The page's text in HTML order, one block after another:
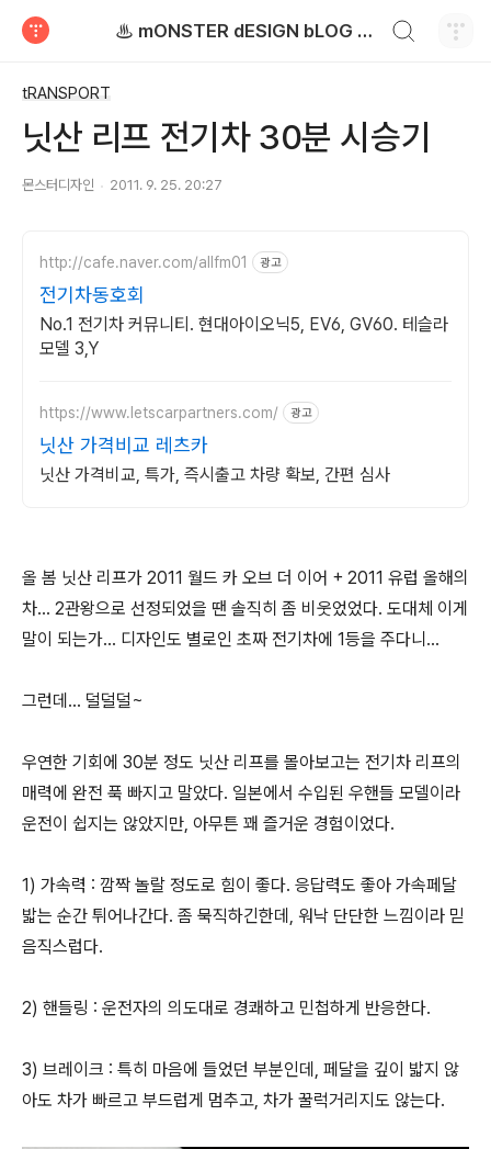
♨ mONSTER dESIGN bLOG - 몬스터디자인 블로그
tRANSPORT
닛산 리프 전기차 30분 시승기
몬스터디자인 2011. 9. 25. 20:27
http://cafe.naver.com/allfm01 광고
전기차동호회
No.1 전기차 커뮤니티. 현대아이오닉5, EV6, GV60. 테슬라
모델 3,Y
https://www.letscarpartners.com/ 광고
닛산 가격비교 레츠카
닛산 가격비교, 특가, 즉시출고 차량 확보, 간편 심사
올 봄 닛산 리프가 2011 월드 카 오브 더 이어 + 2011 유럽 올해의
차... 2관왕으로 선정되었을 땐 솔직히 좀 비웃었었다. 도대체 이게
말이 되는가... 디자인도 별로인 초짜 전기차에 1등을 주다니...
그런데... 덜덜덜~
우연한 기회에 30분 정도 닛산 리프를 몰아보고는 전기차 리프의
매력에 완전 푹 빠지고 말았다. 일본에서 수입된 우핸들 모델이라
운전이 쉽지는 않았지만, 아무튼 꽤 즐거운 경험이었다.
1) 가속력 : 깜짝 놀랄 정도로 힘이 좋다. 응답력도 좋아 가속페달
밟는 순간 튀어나간다. 좀 묵직하긴한데, 워낙 단단한 느낌이라 믿
음직스럽다.
2) 핸들링 : 운전자의 의도대로 경쾌하고 민첩하게 반응한다.
3) 브레이크 : 특히 마음에 들었던 부분인데, 페달을 깊이 밟지 않
아도 차가 빠르고 부드럽게 멈추고, 차가 꿀럭거리지도 않는다.